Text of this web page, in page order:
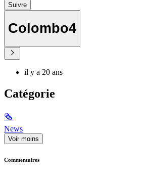
Suivre
Colombo4
il y a 20 ans
Catégorie
🗞
News
Voir moins
Commentaires